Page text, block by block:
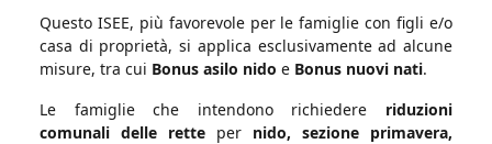
Questo ISEE, più favorevole per le famiglie con figli e/o
casa di proprietà, si applica esclusivamente ad alcune
misure, tra cui Bonus asilo nido e Bonus nuovi nati.
Le famiglie che intendono richiedere riduzioni
comunali delle rette per nido, sezione primavera,